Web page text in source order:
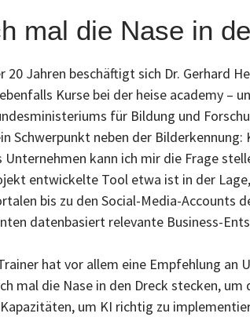
mal die Nase in
20 Jahren beschäftigt sich Dr. Gerhard
Kurse bei der heise academy –
für Bildung und
Schwerpunkt neben der
Unternehmen kann ich mir die Frage
entwickelte Tool etwa ist in der
bis zu den Social-Media-Accounts
datenbasiert relevante Business-
hat vor allem eine Empfehlung an
mal die Nase in den Dreck stecken,
um KI richtig zu